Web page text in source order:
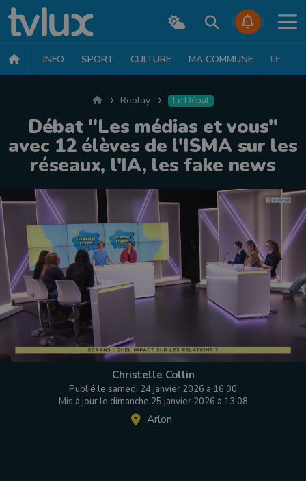
INFO SPORT CULTURE MA COMMUNE LE JT
AccueilReplay Le Débat
Débat "Les médias et vous"
avec 12 élèves de l'ISMA sur les
réseaux, l'IA, les fake news
Christelle Collin
Publié le samedi 24 janvier 2026 à 16:00
Mis à jour le dimanche 25 janvier 2026 à 13:08
Arlon